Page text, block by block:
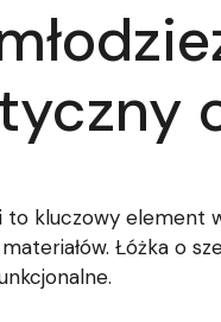
kluczowy element
Łóżka o